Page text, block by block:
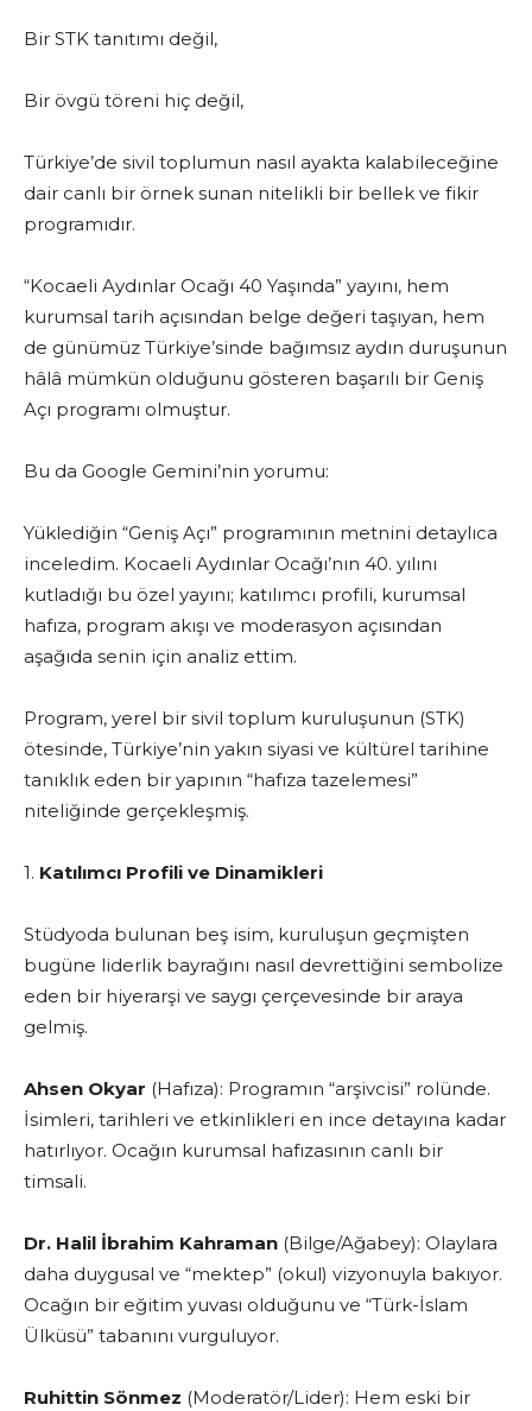
Bir STK tanıtımı değil,
Bir övgü töreni hiç değil,
Türkiye’de sivil toplumun nasıl ayakta kalabileceğine
dair canlı bir örnek sunan nitelikli bir bellek ve fikir
programıdır.
“Kocaeli Aydınlar Ocağı 40 Yaşında” yayını, hem
kurumsal tarih açısından belge değeri taşıyan, hem
de günümüz Türkiye’sinde bağımsız aydın duruşunun
hâlâ mümkün olduğunu gösteren başarılı bir Geniş
Açı programı olmuştur.
Bu da Google Gemini’nin yorumu:
Yüklediğin “Geniş Açı” programının metnini detaylıca
inceledim. Kocaeli Aydınlar Ocağı’nın 40. yılını
kutladığı bu özel yayını; katılımcı profili, kurumsal
hafıza, program akışı ve moderasyon açısından
aşağıda senin için analiz ettim.
Program, yerel bir sivil toplum kuruluşunun (STK)
ötesinde, Türkiye’nin yakın siyasi ve kültürel tarihine
tanıklık eden bir yapının “hafıza tazelemesi”
niteliğinde gerçekleşmiş.
1. Katılımcı Profili ve Dinamikleri
Stüdyoda bulunan beş isim, kuruluşun geçmişten
bugüne liderlik bayrağını nasıl devrettiğini sembolize
eden bir hiyerarşi ve saygı çerçevesinde bir araya
gelmiş.
Ahsen Okyar (Hafıza): Programın “arşivcisi” rolünde.
İsimleri, tarihleri ve etkinlikleri en ince detayına kadar
hatırlıyor. Ocağın kurumsal hafızasının canlı bir
timsali.
Dr. Halil İbrahim Kahraman (Bilge/Ağabey): Olaylara
daha duygusal ve “mektep” (okul) vizyonuyla bakıyor.
Ocağın bir eğitim yuvası olduğunu ve “Türk-İslam
Ülküsü” tabanını vurguluyor.
Ruhittin Sönmez (Moderatör/Lider): Hem eski bir